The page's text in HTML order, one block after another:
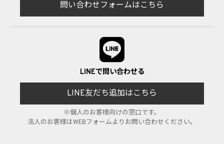
問い合わせフォームはこちら
LINEで問い合わせる
LINE友だち追加はこちら
※個人のお客様向けの窓口です。
法人のお客様はWEBフォームよりお問い合わせください。